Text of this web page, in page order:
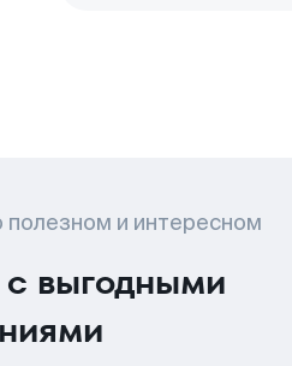
полезном и интересном
выгодными